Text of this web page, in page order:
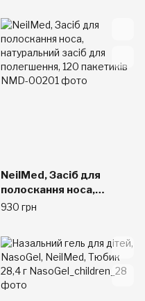
NeilMed, Засіб для
полоскання носа,
натуральний засіб для
пакетиків
930 грн